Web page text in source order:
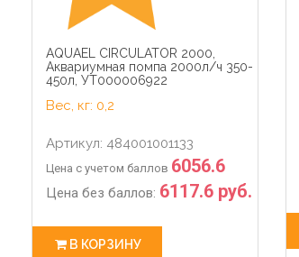
AQUAEL CIRCULATOR 2000,
Аквариумная помпа 2000л/ч 350-
450л, УТ000006922
Вес, кг: 0,2
Артикул: 484001001133
Цена с учетом баллов 6056.6
Цена без баллов: 6117.6 руб.
В КОРЗИНУ